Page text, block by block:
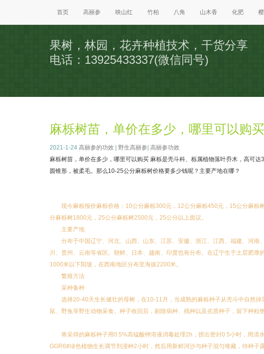
首页 高丽参 映山红 竹柏 八角 山木香 化肥
果树，林园，花卉种植技术，干货分享
电话：13925433337(微信同号)
麻栎树苗，单价在多少，哪里可以购买
2021-1-24 高丽参的功效 野生高丽参 高丽参功效
麻栎树苗，单价在多少，哪里可以购买 麻栎是壳斗科、栎属植物落叶乔木，高可
圆锥形，被柔毛。那么10-25公分麻栎树价格要多少钱呢？主要产地在哪？
现今麻栎报价麻栎价格：10公分麻栎300元，12公分麻栎450元，15公分麻栎
分麻栎树1800元，25公分麻栎树2500元，25公分以上面议。
主要产地
分布于中国辽宁、河北、山西、山东、江苏、安徽、浙江、江西、福建、河南
川、贵州、云南等省区。朝鲜、日本、越南、印度也有分布。在辽宁生于土层肥厚
1000米以下阳坡，在西南地区分布至海拔2200米。
繁殖方法
采种备种
选择20-40天生长健壮的母树，在10-11月，当成熟的麻栎种子从壳斗中自然
鼠、野兔等野生动物采食。种子收回后，剔除病种、残种以及劣质种子，留下种粒
将采得的麻栎种子用0.5%高锰酸钾溶液消毒处理2h，捞出密封0.5小时，用清
GGR6#绿色植物生长调节剂浸种2小时，然后用新鲜河沙与种子混匀堆藏，待种子